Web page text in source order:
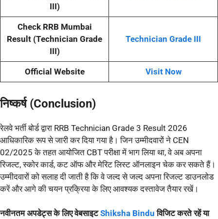
III)
Check RRB Mumbai
Result (Technician Grade
III)
Technician Grade III
Official Website Visit Now
निष्कर्ष (Conclusion)
रेलवे भर्ती बोर्ड द्वारा RRB Technician Grade 3 Result 2026
आधिकारिक रूप से जारी कर दिया गया है। जिन उम्मीदवारों ने CEN
02/2025 के तहत आयोजित CBT परीक्षा में भाग लिया था, वे अब अपना
रिजल्ट, स्कोर कार्ड, कट ऑफ और मेरिट लिस्ट ऑनलाइन चेक कर सकते हैं।
उम्मीदवारों को सलाह दी जाती है कि वे जल्द से जल्द अपना रिजल्ट डाउनलोड
करें और आगे की चयन प्रक्रिया के लिए आवश्यक दस्तावेज तैयार रखें।
नवीनतम अपडेट्स के लिए वेबसाइटShiksha Bindu विजिट करते रहें या